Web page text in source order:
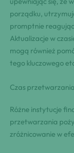
porządku,
promptnie
Aktualizacje w
mogą również
tego kluczowego
Czas
Różne instytucje
przetwarzania
zróżnicowanie w